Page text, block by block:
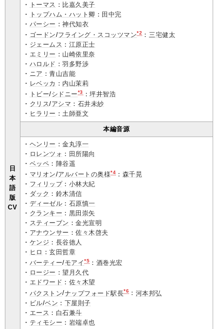
日
本
語
版
CV
・ トーマス ： 比嘉久美子
・
トップハム・ハット卿 ： 田中完
・ パーシー ：神代知衣
・ ゴードン/フライング・スコッツマン*2 ： 三宅健太
・ ジェームス ： 江原正士
・ エミリー ： 山崎依里奈
・ ハロルド ：羽多野渉
・ ニア ：青山吉能
・ レベッカ ： 内山茉莉
・
トビー/シドニー*3：坪井智浩
・ クリス/アシマ ： 石井未紗
・ ヒラリー ：土師亜文
本編音源
・ ヘンリー ：金丸淳一
・ ロレンツォ ： 田所陽向
・ ベッペ ： 陣谷遥
・ マリオン/アルバートの奥様*4 ： 森千晃
・ フィリップ： 小林大紀
・ ダック ： 鈴木清信
・ ディーゼル ： 石原慎一
・ クランキー ： 黒田崇矢
・ スティーブン ：金光宣明
・ アナウンサー ：佐々木啓夫
・ ケンジ ： 長谷徳人
・ ヒロ ：玄田哲章
・ バーティー/モアイ*5 ： 酒巻光宏
・ ロージー ：望月久代
・ エドワード ： 佐々木望
・ パクストン/ナップフォード駅長*6 ： 河本邦弘
・ ビル/ベン ： 下屋則子
・ エース ： 白石兼斗
・ ティモシー ： 岩端卓也